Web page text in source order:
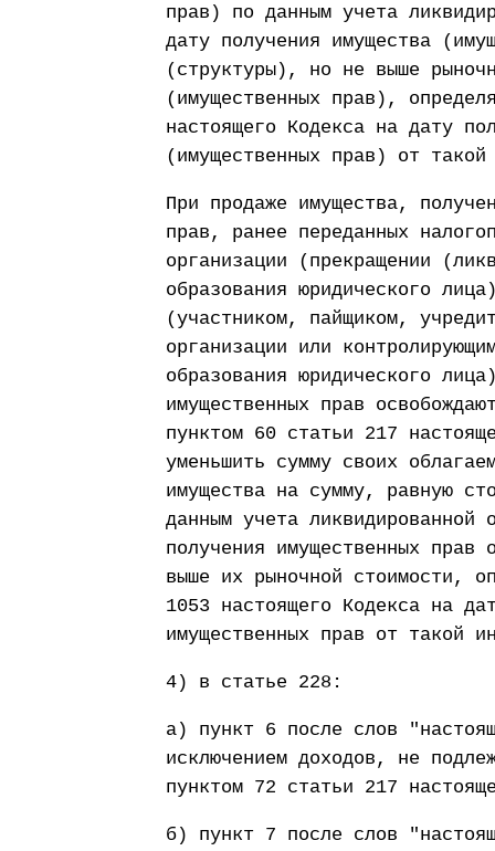
прав) по данным учета
дату получения имущества
(структуры), но не выше
(имущественных прав),
настоящего Кодекса на дату
(имущественных прав) от
При продаже имущества,
прав, ранее переданных
организации (прекращении
образования юридического
(участником, пайщиком,
организации или
образования юридического
имущественных прав
пунктом 60 статьи 217
уменьшить сумму своих
имущества на сумму, равную
данным учета
получения имущественных
выше их рыночной стоимости,
1053 настоящего Кодекса на
имущественных прав от такой
4) в статье 228:
а) пункт 6 после слов
исключением доходов, не
пунктом 72 статьи 217
б) пункт 7 после слов